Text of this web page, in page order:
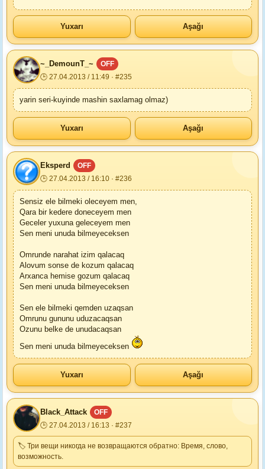
Yuxarı Aşağı
~_DemounT_~
OFF
🕒 27.04.2013 / 11:49 · #235
yarin seri-kuyinde mashin saxlamag olmaz)
Yuxarı Aşağı
Eksperd
OFF
🕒 27.04.2013 / 16:10 · #236
Sensiz ele bilmeki oleceyem men,
Qara bir kedere doneceyem men
Geceler yuxuna geleceyem men
Sen meni unuda bilmeyeceksen
Omrunde narahat izim qalacaq
Alovum sonse de kozum qalacaq
Arxanca hemise gozum qalacaq
Sen meni unuda bilmeyeceksen
Sen ele bilmeki qemden uzaqsan
Omrunu gununu uduzacaqsan
Ozunu belke de unudacaqsan
Sen meni unuda bilmeyeceksen
Yuxarı Aşağı
Black_Attack
OFF
🕒 27.04.2013 / 16:13 · #237
🏷 Три вещи никогда не возвращаются обратно: Время, слово,
возможность.